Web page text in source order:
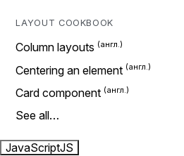
LAYOUT COOKBOOK
Column layouts
Centering an element
Card component
See all…
JavaScriptJS